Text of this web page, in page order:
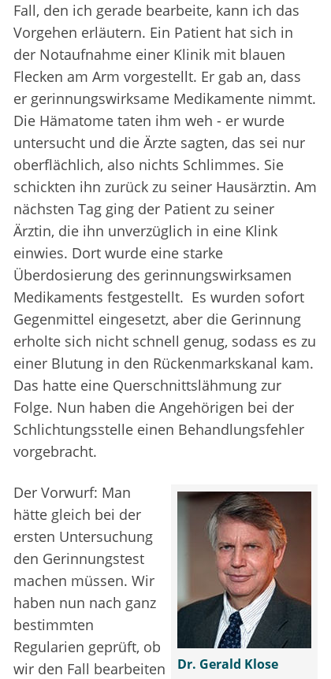
Fall, den ich gerade bearbeite, kann ich das
Vorgehen erläutern. Ein Patient hat sich in
der Notaufnahme einer Klinik mit blauen
Flecken am Arm vorgestellt. Er gab an, dass
er gerinnungswirksame Medikamente nimmt.
Die Hämatome taten ihm weh - er wurde
untersucht und die Ärzte sagten, das sei nur
oberflächlich, also nichts Schlimmes. Sie
schickten ihn zurück zu seiner Hausärztin. Am
nächsten Tag ging der Patient zu seiner
Ärztin, die ihn unverzüglich in eine Klink
einwies. Dort wurde eine starke
Überdosierung des gerinnungswirksamen
Medikaments festgestellt. Es wurden sofort
Gegenmittel eingesetzt, aber die Gerinnung
erholte sich nicht schnell genug, sodass es zu
einer Blutung in den Rückenmarkskanal kam.
Das hatte eine Querschnittslähmung zur
Folge. Nun haben die Angehörigen bei der
Schlichtungsstelle einen Behandlungsfehler
vorgebracht.
Dr. Gerald Klose
Der Vorwurf: Man
hätte gleich bei der
ersten Untersuchung
den Gerinnungstest
machen müssen. Wir
haben nun nach ganz
bestimmten
Regularien geprüft, ob
wir den Fall bearbeiten